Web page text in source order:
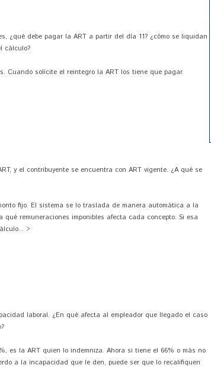
¿qué debe pagar la ART a partir del día 11? ¿cómo se liquidan
cálculo?
Cuando solicite el reintegro la ART los tiene que pagar.
y el contribuyente se encuentra con ART vigente. ¿A qué se
fijo. El sistema se lo traslada de manera automática a la
remuneraciones imponibles afecta cada concepto. Si esa
>
laboral. ¿En qué afecta al empleador que llegado el caso
es la ART quien lo indemniza. Ahora si tiene el 66% o más no
a la incapacidad que le den, puede ser que lo recalifiquen